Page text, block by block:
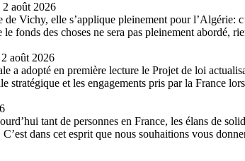
2 août 2026
Vichy, elle s’applique pleinement pour l’Algérie:
le fonds des choses ne sera pas pleinement abordé,
2 août 2026
a adopté en première lecture le Projet de loi
stratégique et les engagements pris par la France
tant de personnes en France, les élans de
dans cet esprit que nous souhaitions vous